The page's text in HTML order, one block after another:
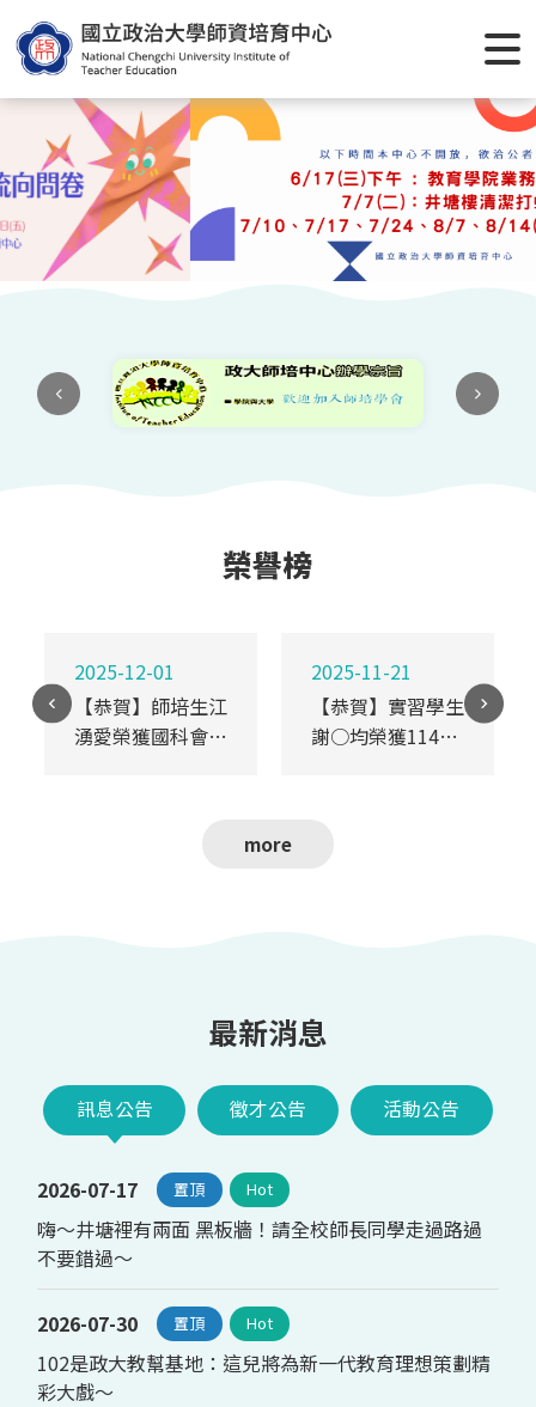
到
主
要
內
容
榮譽榜
more
2025-12-01
【恭賀】師培生江
湧愛榮獲國科會
2025-11-21
【恭賀】實習學生
謝○均榮獲114年
訊息公告 徵才公告 活動公告
2026-07-17 置頂 Hot
嗨～井塘裡有兩面 黑板牆！請全校師長同學走過路過
不要錯過～
2026-07-30 置頂 Hot
102是政大教幫基地：這兒將為新一代教育理想策劃精
彩大戲～